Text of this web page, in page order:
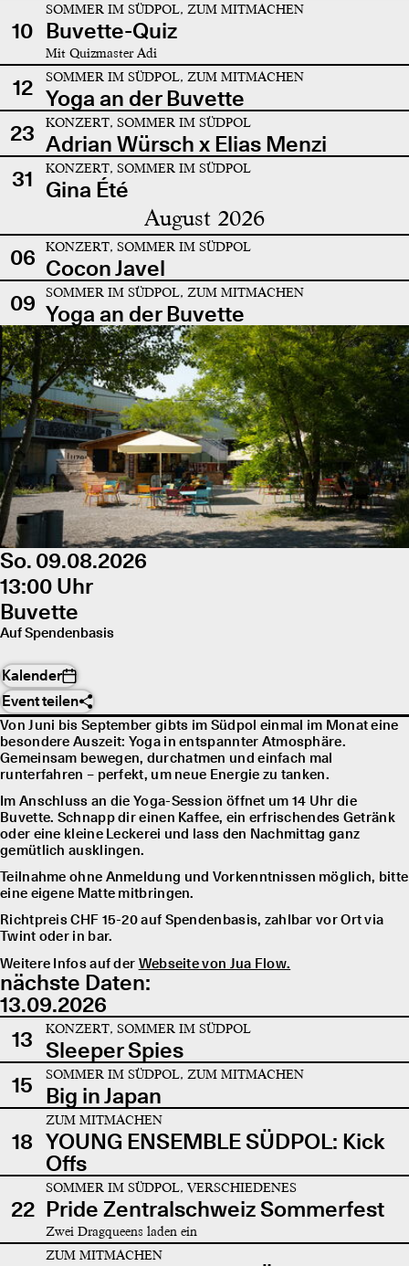
10
SOMMER IM SÜDPOL, ZUM MITMACHEN
Buvette-Quiz
Mit Quizmaster Adi
12 SOMMER IM SÜDPOL, ZUM MITMACHEN
Yoga an der Buvette
23
KONZERT, SOMMER IM SÜDPOL
Adrian Würsch x Elias Menzi
31
KONZERT, SOMMER IM SÜDPOL
Gina Été
August 2026
06 KONZERT, SOMMER IM SÜDPOL
Cocon Javel
09
SOMMER IM SÜDPOL, ZUM MITMACHEN
Yoga an der Buvette
So. 09.08.2026
13:00 Uhr
Buvette
Auf Spendenbasis
Kalender
Event teilen
Von Juni bis September gibts im Südpol einmal im Monat eine
besondere Auszeit: Yoga in entspannter Atmosphäre.
Gemeinsam bewegen, durchatmen und einfach mal
runterfahren – perfekt, um neue Energie zu tanken.
Im Anschluss an die Yoga-Session öffnet um 14 Uhr die
Buvette. Schnapp dir einen Kaffee, ein erfrischendes Getränk
oder eine kleine Leckerei und lass den Nachmittag ganz
gemütlich ausklingen.
Teilnahme ohne Anmeldung und Vorkenntnissen möglich, bitte
eine eigene Matte mitbringen.
Richtpreis CHF 15-20 auf Spendenbasis, zahlbar vor Ort via
Twint oder in bar.
Weitere Infos auf der Webseite von Jua Flow.
nächste Daten:
13.09.2026
13
KONZERT, SOMMER IM SÜDPOL
Sleeper Spies
15
SOMMER IM SÜDPOL, ZUM MITMACHEN
Big in Japan
18
ZUM MITMACHEN
YOUNG ENSEMBLE SÜDPOL: Kick
Offs
22
SOMMER IM SÜDPOL, VERSCHIEDENES
Pride Zentralschweiz Sommerfest
Zwei Dragqueens laden ein
ZUM MITMACHEN